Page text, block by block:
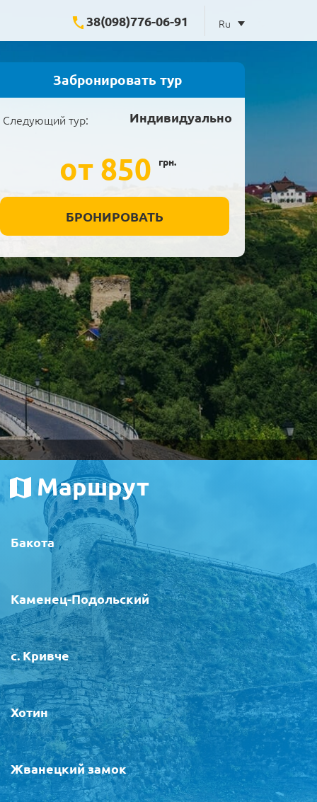
38(098)776-06-91 Ru
Забронировать тур
Следующий тур: Индивидуально
от 850 грн.
Маршрут
Бакота
Каменец-Подольский
с. Кривче
Хотин
Жванецкий замок